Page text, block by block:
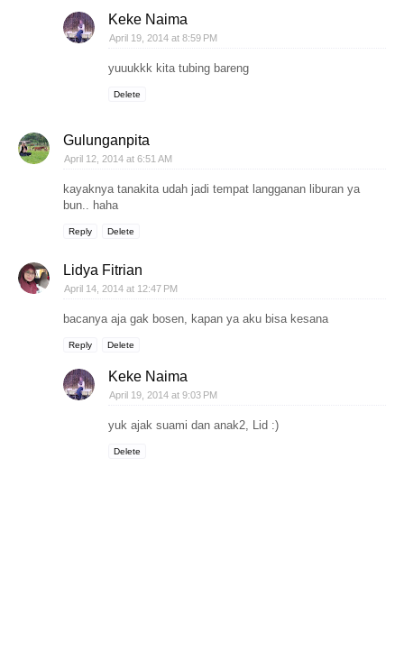
Keke Naima
April 19, 2014 at 8:59 PM
yuuukkk kita tubing bareng
Delete
Gulunganpita
April 12, 2014 at 6:51 AM
kayaknya tanakita udah jadi tempat langganan liburan ya
bun.. haha
Reply Delete
Lidya Fitrian
April 14, 2014 at 12:47 PM
bacanya aja gak bosen, kapan ya aku bisa kesana
Reply Delete
Keke Naima
April 19, 2014 at 9:03 PM
yuk ajak suami dan anak2, Lid :)
Delete